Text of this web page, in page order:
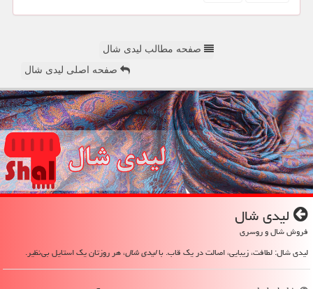
صفحه مطالب لیدی شال
صفحه اصلی لیدی شال
لیدی شال
فروش شال و روسری
لیدی شال: لطافت، زیبایی، اصالت در یک قاب. بالیدی شال، هر روزتان یک استایل بی‌نظیر.